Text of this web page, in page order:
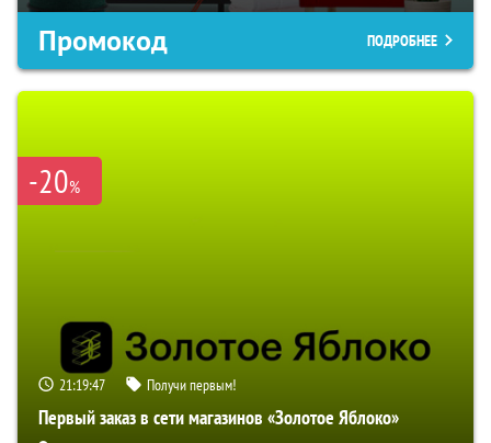
Промокод ПОДРОБНЕЕ
-20%
21:19:46 Получи первым!
Первый заказ в сети магазинов «Золотое Яблоко»